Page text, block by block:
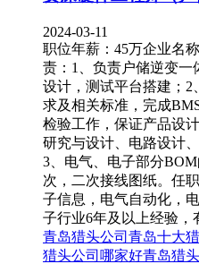
2024-03-11
职位年薪：45万企业名
责：1、负责户储逆变
设计，测试平台搭建；
求及相关标准，完成
检验工作，保证产品设
研究与设计、电路设计
3、电气、电子部分
次，二次接线图纸。任
子信息，电气自动化，
子行业6年及以上经验，
青岛猎头公司 青岛十大
猎头公司哪家好青岛猎